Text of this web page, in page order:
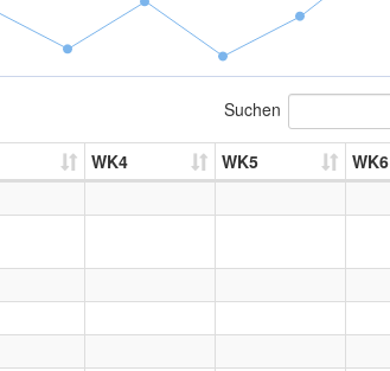
Suchen
WK4 WK5 WK6